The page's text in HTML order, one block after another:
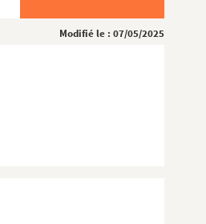
Modifié le : 07/05/2025